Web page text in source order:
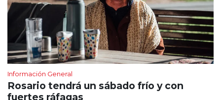
Información General
Rosario tendrá un sábado frío y con
fuertes ráfagas